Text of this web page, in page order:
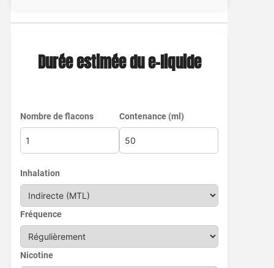
Durée estimée du e-liquide
Nombre de flacons Contenance (ml)
Inhalation
Fréquence
Nicotine